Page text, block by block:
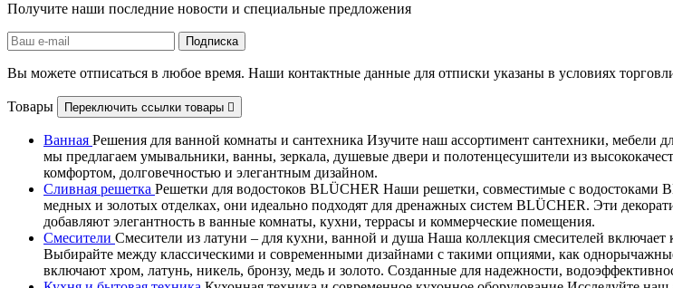
Получите наши последние новости и специальные предложения
Вы можете отписаться в любое время. Наши контактные данные для отписки указаны в условиях
Товары Переключить ссылки товары 
Ванная Решения для ванной комнаты и сантехника Изучите наш ассортимент сантехники, мебели
мы предлагаем умывальники, ванны, зеркала, душевые двери и полотенцесушители из
комфортом, долговечностью и элегантным дизайном.
Сливная решетка Решетки для водостоков BLÜCHER Наши решетки, совместимые с водостоками
медных и золотых отделках, они идеально подходят для дренажных систем BLÜCHER. Эти
добавляют элегантность в ванные комнаты, кухни, террасы и коммерческие помещения.
Смесители Смесители из латуни – для кухни, ванной и душа Наша коллекция смесителей
Выбирайте между классическими и современными дизайнами с такими опциями, как
включают хром, латунь, никель, бронзу, медь и золото. Созданные для надежности,